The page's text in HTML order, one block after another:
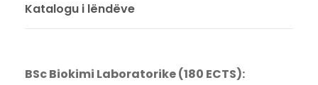
Katalogu i lëndëve
BSc Biokimi Laboratorike (180 ECTS):